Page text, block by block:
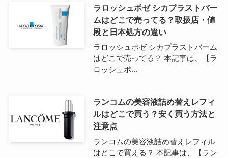
ラロッシュポゼ シカプラストバー
ムはどこで売ってる？取扱店・値
段と日本処方の違い
ラロッシュポゼ シカプラストバーム
はどこで売ってる？ 本記事は、【ラ
ロッシュポ...
ランコムの美容液詰め替えレフィ
ルはどこで買う？安く買う方法と
注意点
ランコムの美容液詰め替えレフィル
はどこで買える？ 本記事は、【ラン